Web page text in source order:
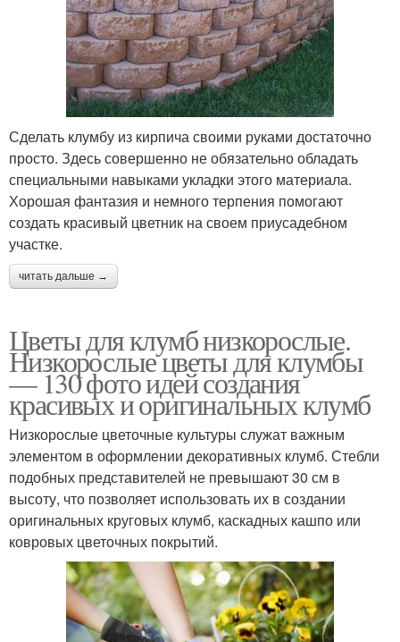
Сделать клумбу из кирпича своими руками достаточно
просто. Здесь совершенно не обязательно обладать
специальными навыками укладки этого материала.
Хорошая фантазия и немного терпения помогают
создать красивый цветник на своем приусадебном
участке.
читать дальше →
Цветы для клумб низкорослые.
Низкорослые цветы для клумбы
— 130 фото идей создания
красивых и оригинальных клумб
Низкорослые цветочные культуры служат важным
элементом в оформлении декоративных клумб. Стебли
подобных представителей не превышают 30 см в
высоту, что позволяет использовать их в создании
оригинальных круговых клумб, каскадных кашпо или
ковровых цветочных покрытий.